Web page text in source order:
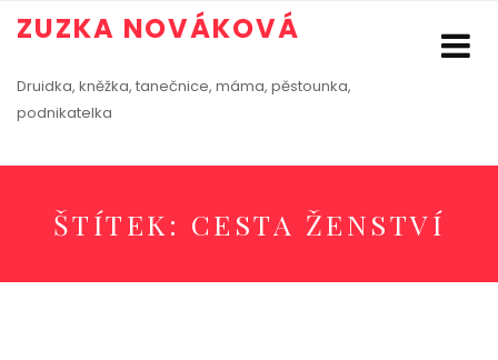
ZUZKA NOVÁKOVÁ
Druidka, kněžka, tanečnice, máma, pěstounka,
podnikatelka
ŠTÍTEK: CESTA ŽENSTVÍ